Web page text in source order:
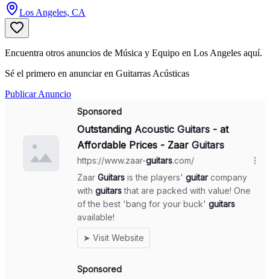
Los Angeles, CA
Encuentra otros anuncios de Música y Equipo en Los Angeles aquí.
Sé el primero en anunciar en Guitarras Acústicas
Publicar Anuncio